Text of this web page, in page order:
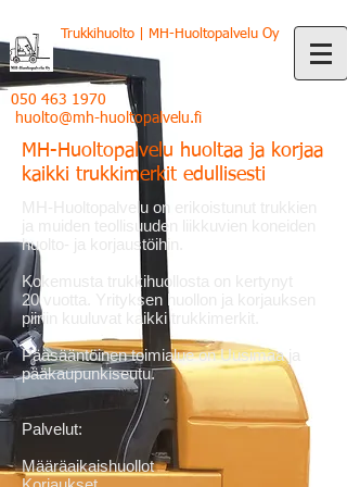
Trukkihuolto | MH-Huoltopalvelu Oy
050 463 1970
huolto@mh-huoltopalvelu.fi
MH-Huoltopalvelu huoltaa ja korjaa
kaikki trukkimerkit edullisesti
MH-Huoltopalvelu on erikoistunut trukkien
ja muiden teollisuuden liikkuvien koneiden
huolto- ja korjaustöihin.
Kokemusta trukkihuollosta on kertynyt
20 vuotta. Yrityksen huollon ja korjauksen
piiriin kuuluvat kaikki trukkimerkit.
Pääsääntöinen toimialue on Uusimaa ja
pääkaupunkiseutu.
Palvelut:
Määräaikaishuollot